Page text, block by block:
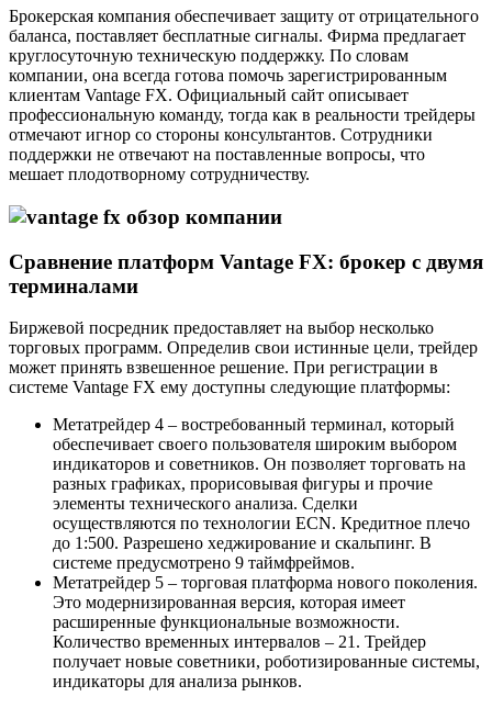
Брокерская компания обеспечивает защиту от отрицательного
баланса, поставляет бесплатные сигналы. Фирма предлагает
круглосуточную техническую поддержку. По словам
компании, она всегда готова помочь зарегистрированным
клиентам Vantage FX. Официальный сайт описывает
профессиональную команду, тогда как в реальности трейдеры
отмечают игнор со стороны консультантов. Сотрудники
поддержки не отвечают на поставленные вопросы, что
мешает плодотворному сотрудничеству.
Сравнение платформ Vantage FX: брокер с двумя
терминалами
Биржевой посредник предоставляет на выбор несколько
торговых программ. Определив свои истинные цели, трейдер
может принять взвешенное решение. При регистрации в
системе Vantage FX ему доступны следующие платформы:
Метатрейдер 4 – востребованный терминал, который
обеспечивает своего пользователя широким выбором
индикаторов и советников. Он позволяет торговать на
разных графиках, прорисовывая фигуры и прочие
элементы технического анализа. Сделки
осуществляются по технологии ECN. Кредитное плечо
до 1:500. Разрешено хеджирование и скальпинг. В
системе предусмотрено 9 таймфреймов.
Метатрейдер 5 – торговая платформа нового поколения.
Это модернизированная версия, которая имеет
расширенные функциональные возможности.
Количество временных интервалов – 21. Трейдер
получает новые советники, роботизированные системы,
индикаторы для анализа рынков.